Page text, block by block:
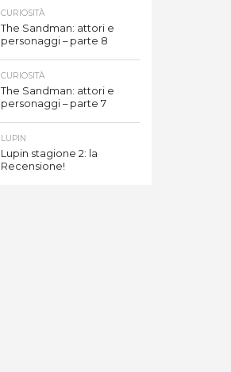
CURIOSITÀ
The Sandman: attori e
personaggi – parte 8
CURIOSITÀ
The Sandman: attori e
personaggi – parte 7
LUPIN
Lupin stagione 2: la
Recensione!